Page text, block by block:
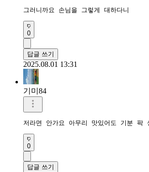
그러니까요 손님을 그렇게 대하다니
0
답글 쓰기
2025.08.01 13:31
기미84
저라면 안가요 아무리 맛있어도 기분 팍
0
답글 쓰기